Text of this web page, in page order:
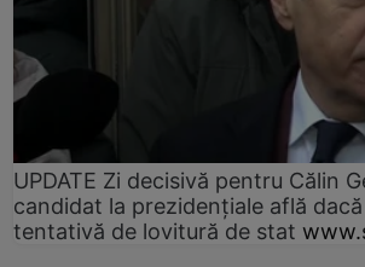
UPDATE Zi decisivă pentru Călin
candidat la prezidențiale află
tentativă de lovitură de stat